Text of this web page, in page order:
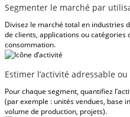
Segmenter le marché par
Divisez le marché total en industries
de clients, applications ou
consommation.
Estimer l’activité adressable ou
Pour chaque segment, quantifiez
(par exemple : unités vendues, base
volume de production, projets).